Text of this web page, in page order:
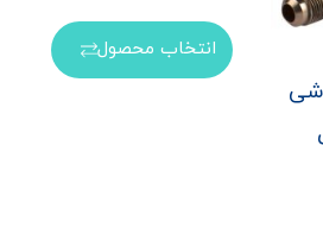
۸ ۱ جوشی
انتخاب محصول